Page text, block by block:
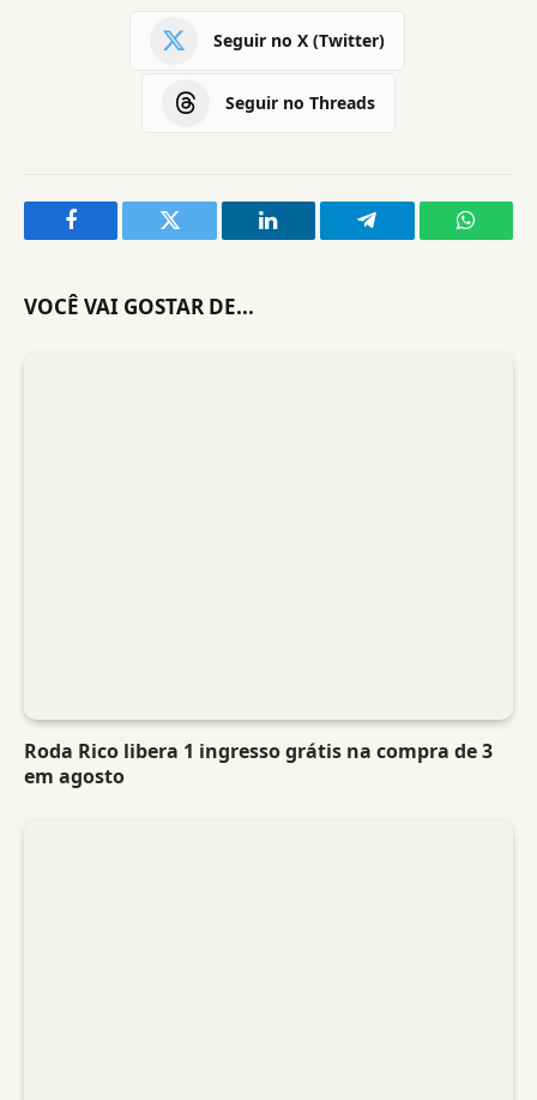
Seguir no X (Twitter)
Seguir no Threads
Facebook Twitter LinkedIn Telegram
VOCÊ VAI GOSTAR DE...
Roda Rico libera 1 ingresso grátis na compra de 3
em agosto